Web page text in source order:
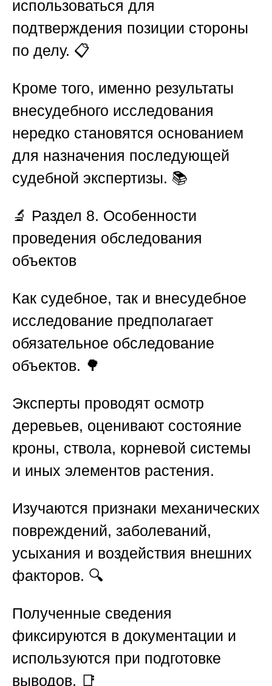
использоваться для
подтверждения позиции стороны
по делу. 📋
Кроме того, именно результаты
внесудебного исследования
нередко становятся основанием
для назначения последующей
судебной экспертизы. 📚
🔬 Раздел 8. Особенности
проведения обследования
объектов
Как судебное, так и внесудебное
исследование предполагает
обязательное обследование
объектов. 🌳
Эксперты проводят осмотр
деревьев, оценивают состояние
кроны, ствола, корневой системы
и иных элементов растения.
Изучаются признаки механических
повреждений, заболеваний,
усыхания и воздействия внешних
факторов. 🔍
Полученные сведения
фиксируются в документации и
используются при подготовке
выводов. 📑